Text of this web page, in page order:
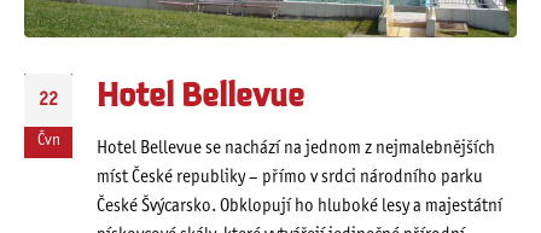
22
Čvn
Hotel Bellevue
Hotel Bellevue se nachází na jednom z nejmalebnějších
míst České republiky – přímo v srdci národního parku
České Švýcarsko. Obklopují ho hluboké lesy a majestátní